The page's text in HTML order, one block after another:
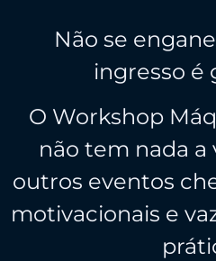
Não se
ingresso é
O Workshop
não tem nada a
outros eventos
motivacionais e